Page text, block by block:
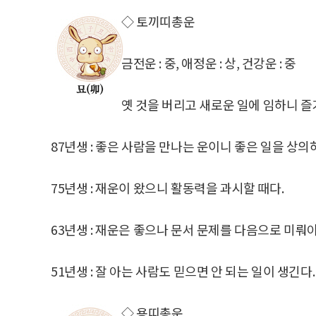
◇ 토끼띠총운
금전운 : 중, 애정운 : 상, 건강운 : 중
옛 것을 버리고 새로운 일에 임하니
87년생 : 좋은 사람을 만나는 운이니 좋은 일을 상의
75년생 : 재운이 왔으니 활동력을 과시할 때다.
63년생 : 재운은 좋으나 문서 문제를 다음으로 미뤄
51년생 : 잘 아는 사람도 믿으면 안 되는 일이 생긴다.